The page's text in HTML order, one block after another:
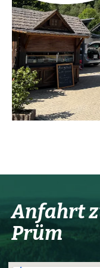
Anfahrt
Prüm